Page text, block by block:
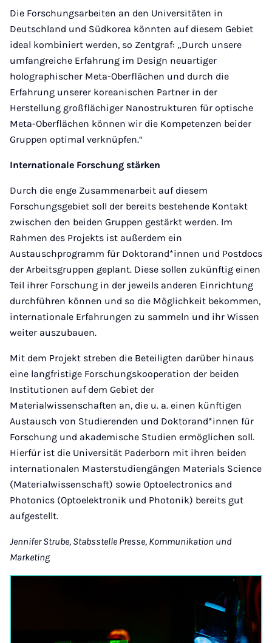
Die Forschungsarbeiten an den Universitäten in
Deutschland und Südkorea könnten auf diesem Gebiet
ideal kombiniert werden, so Zentgraf: „Durch unsere
umfangreiche Erfahrung im Design neuartiger
holographischer Meta-Oberflächen und durch die
Erfahrung unserer koreanischen Partner in der
Herstellung großflächiger Nanostrukturen für optische
Meta-Oberflächen können wir die Kompetenzen beider
Gruppen optimal verknüpfen.“
Internationale Forschung stärken
Durch die enge Zusammenarbeit auf diesem
Forschungsgebiet soll der bereits bestehende Kontakt
zwischen den beiden Gruppen gestärkt werden. Im
Rahmen des Projekts ist außerdem ein
Austauschprogramm für Doktorand*innen und Postdocs
der Arbeitsgruppen geplant. Diese sollen zukünftig einen
Teil ihrer Forschung in der jeweils anderen Einrichtung
durchführen können und so die Möglichkeit bekommen,
internationale Erfahrungen zu sammeln und ihr Wissen
weiter auszubauen.
Mit dem Projekt streben die Beteiligten darüber hinaus
eine langfristige Forschungskooperation der beiden
Institutionen auf dem Gebiet der
Materialwissenschaften an, die u. a. einen künftigen
Austausch von Studierenden und Doktorand*innen für
Forschung und akademische Studien ermöglichen soll.
Hierfür ist die Universität Paderborn mit ihren beiden
internationalen Masterstudiengängen Materials Science
(Materialwissenschaft) sowie Optoelectronics and
Photonics (Optoelektronik und Photonik) bereits gut
aufgestellt.
Jennifer Strube, Stabsstelle Presse, Kommunikation und
Marketing